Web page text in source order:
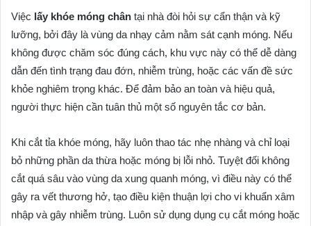
Việc lấy khóe móng chân tại nhà đòi hỏi sự cẩn thận và kỹ
lưỡng, bởi đây là vùng da nhạy cảm nằm sát cạnh móng. Nếu
không được chăm sóc đúng cách, khu vực này có thể dễ dàng
dẫn đến tình trạng đau đớn, nhiễm trùng, hoặc các vấn đề sức
khỏe nghiêm trọng khác. Để đảm bảo an toàn và hiệu quả,
người thực hiện cần tuân thủ một số nguyên tắc cơ bản.
Khi cắt tỉa khóe móng, hãy luôn thao tác nhẹ nhàng và chỉ loại
bỏ những phần da thừa hoặc móng bị lỗi nhỏ. Tuyệt đối không
cắt quá sâu vào vùng da xung quanh móng, vì điều này có thể
gây ra vết thương hở, tạo điều kiện thuận lợi cho vi khuẩn xâm
nhập và gây nhiễm trùng. Luôn sử dụng dụng cụ cắt móng hoặc